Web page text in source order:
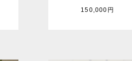
150,000円